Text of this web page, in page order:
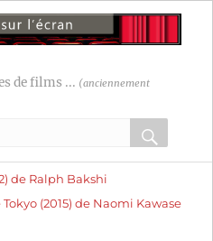
de films ... (anciennement
OK
de Ralph Bakshi
(2015) de Naomi Kawase